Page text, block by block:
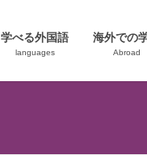
学べる外国語
languages
海外での
Abroad